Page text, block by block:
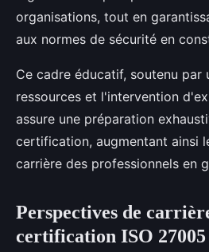
organisations, tout en
aux normes de sécurité en
Ce cadre éducatif, soutenu par
ressources et l'intervention
assure une préparation
certification, augmentant ainsi
carrière des professionnels en
Perspectives de
certification ISO 27005